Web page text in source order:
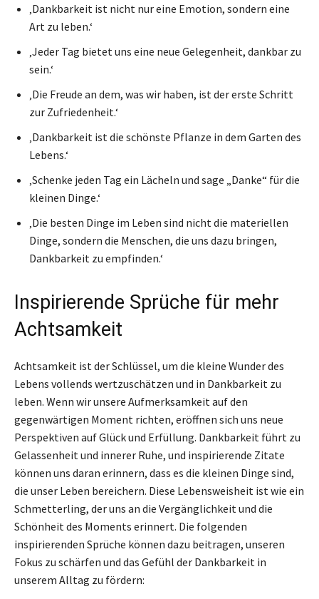
‚Dankbarkeit ist nicht nur eine Emotion, sondern eine
Art zu leben.‘
‚Jeder Tag bietet uns eine neue Gelegenheit, dankbar zu
sein.‘
‚Die Freude an dem, was wir haben, ist der erste Schritt
zur Zufriedenheit.‘
‚Dankbarkeit ist die schönste Pflanze in dem Garten des
Lebens.‘
‚Schenke jeden Tag ein Lächeln und sage „Danke“ für die
kleinen Dinge.‘
‚Die besten Dinge im Leben sind nicht die materiellen
Dinge, sondern die Menschen, die uns dazu bringen,
Dankbarkeit zu empfinden.‘
Inspirierende Sprüche für mehr
Achtsamkeit
Achtsamkeit ist der Schlüssel, um die kleine Wunder des
Lebens vollends wertzuschätzen und in Dankbarkeit zu
leben. Wenn wir unsere Aufmerksamkeit auf den
gegenwärtigen Moment richten, eröffnen sich uns neue
Perspektiven auf Glück und Erfüllung. Dankbarkeit führt zu
Gelassenheit und innerer Ruhe, und inspirierende Zitate
können uns daran erinnern, dass es die kleinen Dinge sind,
die unser Leben bereichern. Diese Lebensweisheit ist wie ein
Schmetterling, der uns an die Vergänglichkeit und die
Schönheit des Moments erinnert. Die folgenden
inspirierenden Sprüche können dazu beitragen, unseren
Fokus zu schärfen und das Gefühl der Dankbarkeit in
unserem Alltag zu fördern: